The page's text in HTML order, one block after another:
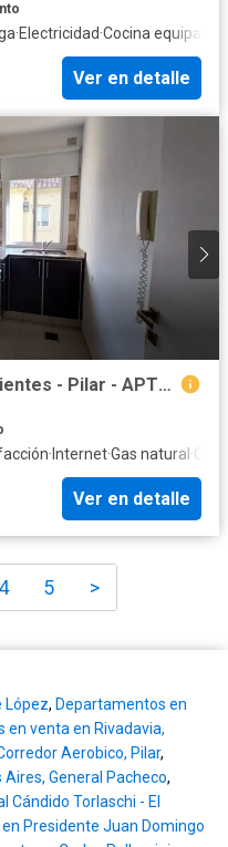
·Electricidad·Cocina equipada
Ver en detalle
Venta - Departamento 3 ambientes - Pilar - APTO CREDITO
· Internet·Gas natural ·
Ver en detalle
4 5 >
López, Departamentos en
en venta en Rivadavia,
Aerobico, Pilar,
General Pacheco,
Cándido Torlaschi - El
Presidente Juan Domingo